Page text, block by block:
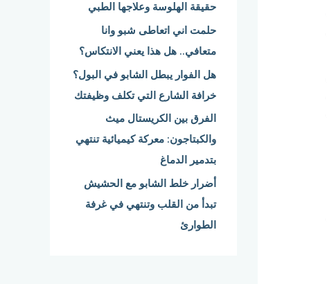
:
حقيقة الهلوسة وعلاجها الطبي
حلمت اني اتعاطى شبو وانا
متعافي.. هل هذا يعني الانتكاس؟
هل الفوار يبطل الشابو في البول؟
خرافة الشارع التي تكلف وظيفتك
الفرق بين الكريستال ميث
والكبتاجون: معركة كيميائية تنتهي
بتدمير الدماغ
أضرار خلط الشابو مع الحشيش
تبدأ من القلب وتنتهي في غرفة
الطوارئ